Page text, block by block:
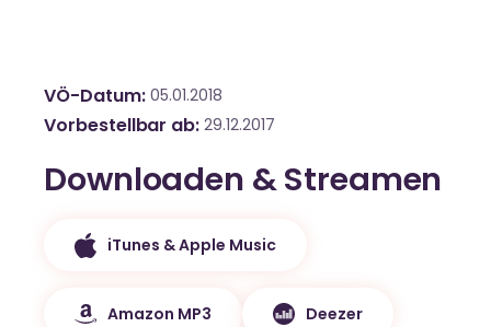
VÖ-Datum 05.01.2018
Vorbestellbar ab 29.12.2017
Downloaden & Streamen
iTunes & Apple Music
Amazon MP3 Deezer